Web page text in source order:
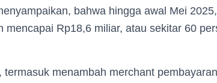
bahwa hingga awal Mei
mencapai Rp18,6 miliar, atau sekitar 60
termasuk menambah merchant